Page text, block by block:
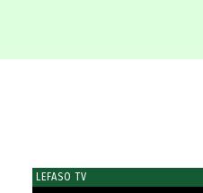
LEFASO TV